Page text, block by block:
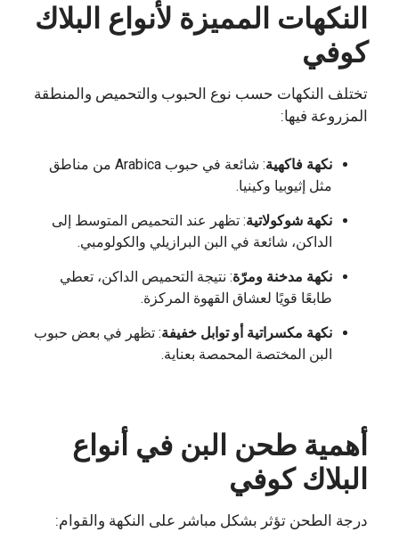
النكهات المميزة لأنواع البلاك
كوفي
تختلف النكهات حسب نوع الحبوب والتحميص والمنطقة
المزروعة فيها:
نكهة فاكهية
: شائعة في حبوب Arabica من مناطق
مثل إثيوبيا وكينيا.
نكهة شوكولاتية: تظهر عند التحميص المتوسط إلى
الداكن، شائعة في البن البرازيلي والكولومبي.
نكهة مدخنة ومرّة: نتيجة التحميص الداكن، تعطي
طابعًا قويًا لعشاق القهوة المركزة.
نكهة مكسراتية أو توابل خفيفة: تظهر في بعض حبوب
البن المختصة المحمصة بعناية.
أهمية طحن البن في أنواع
البلاك كوفي
درجة الطحن تؤثر بشكل مباشر على النكهة والقوام: